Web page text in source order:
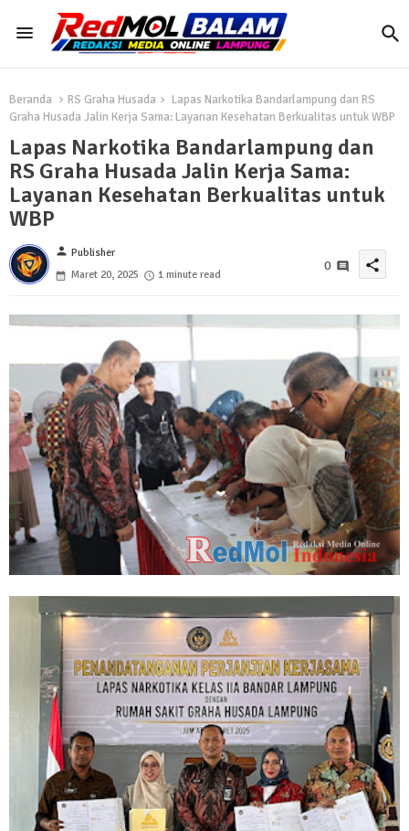
Beranda RS Graha Husada
Lapas Narkotika Bandarlampung dan RS
Graha Husada Jalin Kerja Sama: Layanan Kesehatan Berkualitas untuk WBP
Lapas Narkotika Bandarlampung dan
RS Graha Husada Jalin Kerja Sama:
Layanan Kesehatan Berkualitas untuk
WBP
person Publisher
Maret 20, 2025
1 minute read
0 share